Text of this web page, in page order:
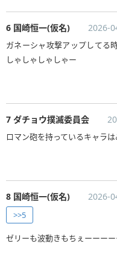
6 国崎恒一(仮名) 2026-
ガネーシャ攻撃アップしてる
しゃしゃしゃしゃー
7 ダチョウ撲滅委員会
ロマン砲を持っているキャラ
8 国崎恒一(仮名) 2026-
>>5
ゼリーも波動きもちぇーーー